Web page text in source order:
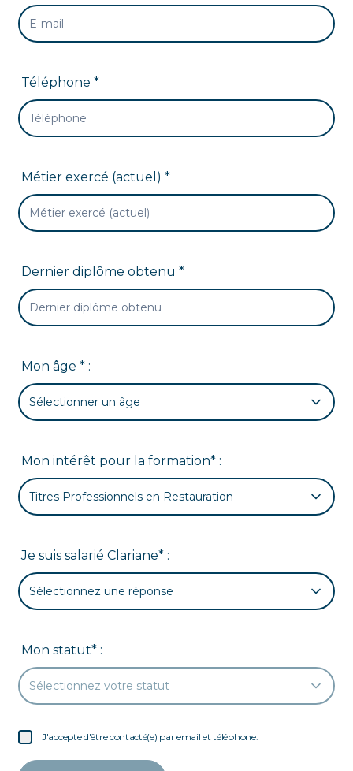
Téléphone *
Métier exercé (actuel) *
Dernier diplôme obtenu *
Mon âge * :
Sélectionner un âge
Mon intérêt pour la formation* :
Titres Professionnels en Restauration
Je suis salarié Clariane* :
Sélectionnez une réponse
Mon statut* :
Sélectionnez votre statut
J'accepte d'être contacté(e) par email et téléphone.